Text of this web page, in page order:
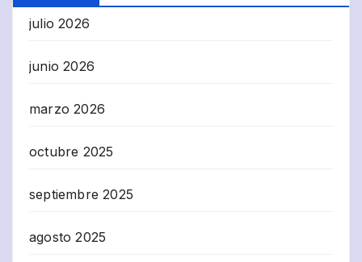
julio 2026
junio 2026
marzo 2026
octubre 2025
septiembre 2025
agosto 2025